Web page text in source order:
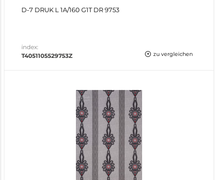
D-7 DRUK L 1A/160 G1T DR 9753
index:
T4051105529753Z
zu vergleichen